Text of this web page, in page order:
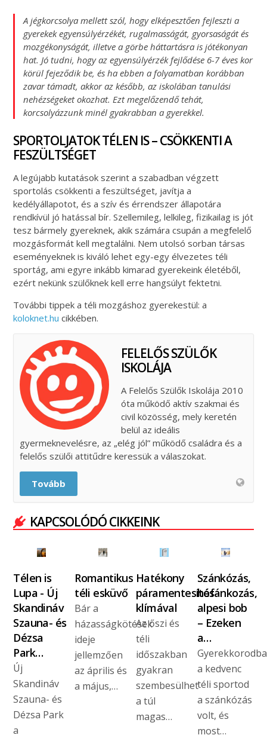
A jégkorcsolya mellett szól, hogy elképesztően fejleszti a
gyerekek egyensúlyérzékét, rugalmasságát, gyorsaságát és
mozgékonyságát, illetve a görbe háttartásra is jótékonyan
hat. Jó tudni, hogy az egyensúlyérzék fejlődése 6-7 éves kor
körül fejeződik be, és ha ebben a folyamatban korábban
zavar támadt, akkor az később, az iskolában tanulási
nehézségeket okozhat. Ezt megelőzendő tehát,
korcsolyázzunk minél gyakrabban a gyerekkel.
SPORTOLJATOK TÉLEN IS – CSÖKKENTI A
FESZÜLTSÉGET
A legújabb kutatások szerint a szabadban végzett
sportolás csökkenti a feszültséget, javítja a
kedélyállapotot, és a szív és érrendszer állapotára
rendkívül jó hatással bír. Szellemileg, lelkileg, fizikailag is jót
tesz bármely gyereknek, akik számára csupán a megfelelő
mozgásformát kell megtalálni. Nem utolsó sorban társas
eseményeknek is kiváló lehet egy-egy élvezetes téli
sportág, ami egyre inkább kimarad gyerekeink életéből,
ezért nekünk szülőknek kell erre hangsúlyt fektetni.
További tippek a téli mozgáshoz gyerekestül: a
koloknet.hu cikkében.
FELELŐS SZÜLŐK
ISKOLÁJA
A Felelős Szülők Iskolája 2010
óta működő aktív szakmai és
civil közösség, mely keretén
belül az ideális
gyermeknevelésre, az „elég jól” működő családra és a
felelős szülői attitűdre keressük a válaszokat.
Tovább
KAPCSOLÓDÓ CIKKEINK
Télen is
Lupa - Új
Skandináv
Szauna- és
Dézsa
Park…
Új
Skandináv
Szauna- és
Dézsa Park
a
Romantikus
téli esküvő
Bár a
házasságkötések
ideje
jellemzően
az április és
a május,…
Hatékony
páramentesítés
klímával
Az őszi és
téli
időszakban
gyakran
szembesülhet
a túl
magas…
Szánkózás,
hófánkozás,
alpesi bob
– Ezeken
a…
a kedvenc
téli sportod
a szánkózás
volt, és
most…